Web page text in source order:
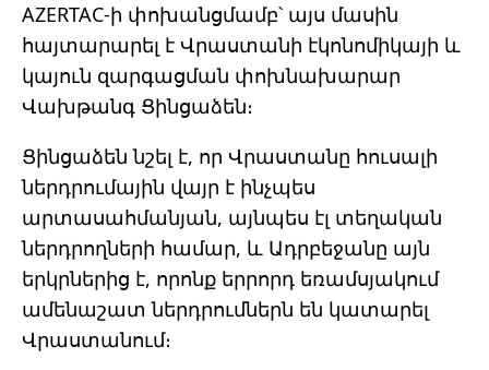
AZERTAC-ի փոխանցմամբ՝ այս մասին
հայտարարել է Վրաստանի էկոնոմիկայի և
կայուն զարգացման փոխնախարար
Վախթանգ Ցինցաձեն։
Ցինցաձեն նշել է, որ Վրաստանը հուսալի
ներդրումային վայր է ինչպես
արտասահմանյան, այնպես էլ տեղական
ներդրողների համար, և Ադրբեջանը այն
երկրներից է, որոնք երրորդ եռամսյակում
ամենաշատ ներդրումներն են կատարել
Վրաստանում։